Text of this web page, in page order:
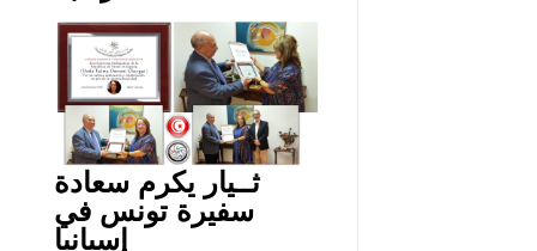
ثــيار يكرم سعادة
سفيرة تونس في
إسبانيا